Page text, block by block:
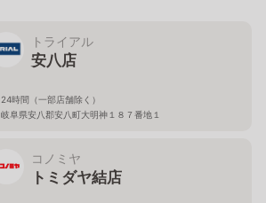
トライアル
安八店
24時間（一部店舗除く）
岐阜県安八郡安八町大明神１８７番地１
コノミヤ
トミダヤ結店